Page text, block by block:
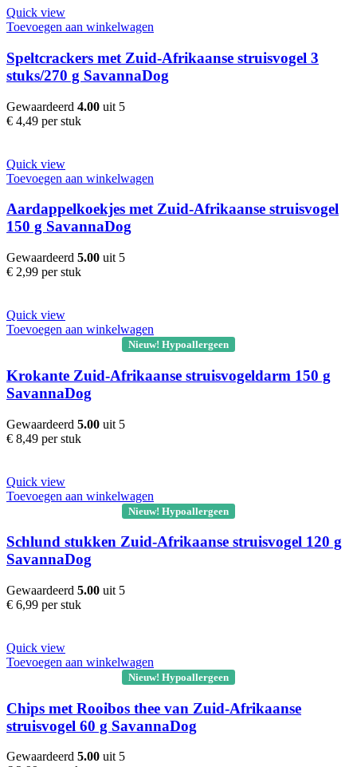
Quick view
Toevoegen aan winkelwagen
Speltcrackers met Zuid-Afrikaanse struisvogel 3
stuks/270 g SavannaDog
Gewaardeerd 4.00 uit 5
€ 4,49 per stuk
Quick view
Toevoegen aan winkelwagen
Aardappelkoekjes met Zuid-Afrikaanse struisvogel
150 g SavannaDog
Gewaardeerd 5.00 uit 5
€ 2,99 per stuk
Quick view
Toevoegen aan winkelwagen
Nieuw! Hypoallergeen
Krokante Zuid-Afrikaanse struisvogeldarm 150 g
SavannaDog
Gewaardeerd 5.00 uit 5
€ 8,49 per stuk
Quick view
Toevoegen aan winkelwagen
Nieuw! Hypoallergeen
Schlund stukken Zuid-Afrikaanse struisvogel 120 g
SavannaDog
Gewaardeerd 5.00 uit 5
€ 6,99 per stuk
Quick view
Toevoegen aan winkelwagen
Nieuw! Hypoallergeen
Chips met Rooibos thee van Zuid-Afrikaanse
struisvogel 60 g SavannaDog
Gewaardeerd 5.00 uit 5